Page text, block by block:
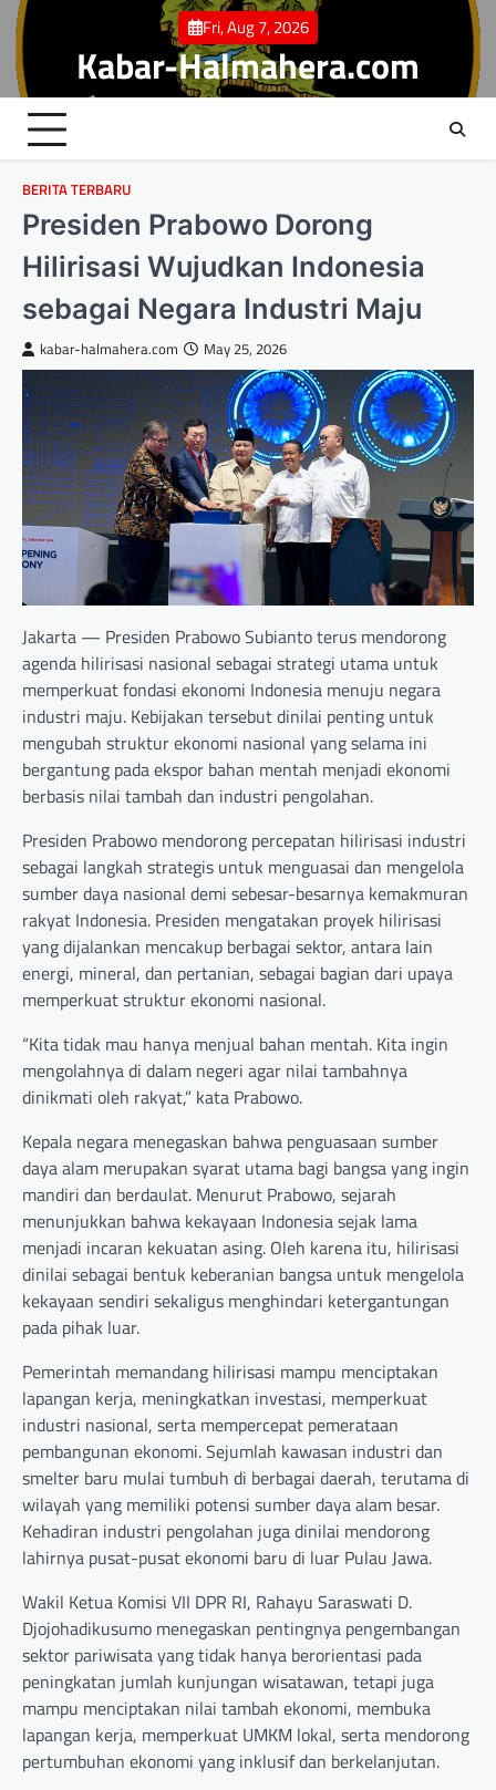
Skip
content
Fri, Aug 7, 2026
Kabar-Halmahera.com
BERITA TERBARU
Presiden Prabowo Dorong
Hilirisasi Wujudkan Indonesia
sebagai Negara Industri Maju
kabar-halmahera.com May 25, 2026
Jakarta — Presiden Prabowo Subianto terus mendorong
agenda hilirisasi nasional sebagai strategi utama untuk
memperkuat fondasi ekonomi Indonesia menuju negara
industri maju. Kebijakan tersebut dinilai penting untuk
mengubah struktur ekonomi nasional yang selama ini
bergantung pada ekspor bahan mentah menjadi ekonomi
berbasis nilai tambah dan industri pengolahan.
Presiden Prabowo mendorong percepatan hilirisasi industri
sebagai langkah strategis untuk menguasai dan mengelola
sumber daya nasional demi sebesar-besarnya kemakmuran
rakyat Indonesia. Presiden mengatakan proyek hilirisasi
yang dijalankan mencakup berbagai sektor, antara lain
energi, mineral, dan pertanian, sebagai bagian dari upaya
memperkuat struktur ekonomi nasional.
“Kita tidak mau hanya menjual bahan mentah. Kita ingin
mengolahnya di dalam negeri agar nilai tambahnya
dinikmati oleh rakyat,” kata Prabowo.
Kepala negara menegaskan bahwa penguasaan sumber
daya alam merupakan syarat utama bagi bangsa yang ingin
mandiri dan berdaulat. Menurut Prabowo, sejarah
menunjukkan bahwa kekayaan Indonesia sejak lama
menjadi incaran kekuatan asing. Oleh karena itu, hilirisasi
dinilai sebagai bentuk keberanian bangsa untuk mengelola
kekayaan sendiri sekaligus menghindari ketergantungan
pada pihak luar.
Pemerintah memandang hilirisasi mampu menciptakan
lapangan kerja, meningkatkan investasi, memperkuat
industri nasional, serta mempercepat pemerataan
pembangunan ekonomi. Sejumlah kawasan industri dan
smelter baru mulai tumbuh di berbagai daerah, terutama di
wilayah yang memiliki potensi sumber daya alam besar.
Kehadiran industri pengolahan juga dinilai mendorong
lahirnya pusat-pusat ekonomi baru di luar Pulau Jawa.
Wakil Ketua Komisi VII DPR RI, Rahayu Saraswati D.
Djojohadikusumo menegaskan pentingnya pengembangan
sektor pariwisata yang tidak hanya berorientasi pada
peningkatan jumlah kunjungan wisatawan, tetapi juga
mampu menciptakan nilai tambah ekonomi, membuka
lapangan kerja, memperkuat UMKM lokal, serta mendorong
pertumbuhan ekonomi yang inklusif dan berkelanjutan.